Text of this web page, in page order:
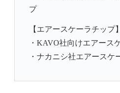
プ
【エアースケーラチップ】
・KAVO社向けエアース
・ナカニシ社エアースケ